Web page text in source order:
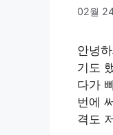
02월
안녕
기도
다가
번에
격도